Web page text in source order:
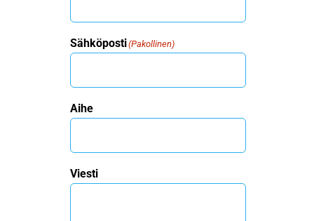
Sähköposti(Pakollinen)
Aihe
Viesti